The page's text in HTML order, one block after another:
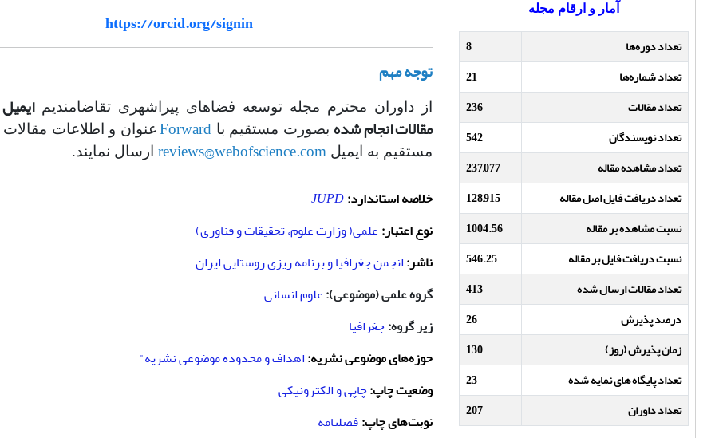
آمار و ارقام مجله
تعداد دوره‌ها
8
تعداد شماره‌ها
21
تعداد مقالات
236
تعداد نویسندگان
542
تعداد مشاهده مقاله
237,077
تعداد دریافت فایل اصل مقاله
128,915
نسبت مشاهده بر مقاله
1004.56
نسبت دریافت فایل بر مقاله
546.25
تعداد مقالات ارسال شده
413
درصد پذیرش
26
زمان پذیرش (روز)
130
تعداد پایگاه های نمایه شده
23
تعداد داوران
207
https://orcid.org/signin
توجه مهم
از داوران محترم مجله توسعه فضاهای پیراشهری تقاضامندیم
مقالات انجام شدهبصورت مستقیم با Forward عنوان و اطلاعات
مستقیم به ایمیل reviews@webofscience.com ارسال نمایند.
خلاصه استاندارد:JUPD
نوع اعتبار: علمی( وزارت علوم، تحقیقات و فناوری)
ناشر:انجمن جغرافیا و برنامه ریزی روستایی ایران
گروه علمی (موضوعی):علوم انسانی
زیر گروه:جغرافیا
حوزه‌های موضوعی نشریه:اهداف و محدوده موضوعی نشریه"
وضعیت چاپ:چاپی و الکترونیکی
نوبت‌های چاپ:فصلنامه